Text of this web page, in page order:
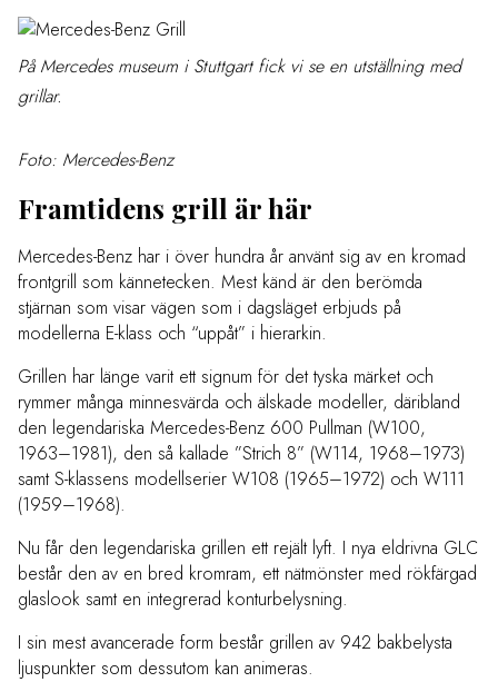
På Mercedes museum i Stuttgart fick vi se en utställning med
grillar.
Foto: Mercedes-Benz
Framtidens grill är här
Mercedes-Benz har i över hundra år använt sig av en kromad
frontgrill som kännetecken. Mest känd är den berömda
stjärnan som visar vägen som i dagsläget erbjuds på
modellerna E-klass och “uppåt” i hierarkin.
Grillen har länge varit ett signum för det tyska märket och
rymmer många minnesvärda och älskade modeller, däribland
den legendariska Mercedes-Benz 600 Pullman (W100,
1963–1981), den så kallade ”Strich 8” (W114, 1968–1973)
samt S-klassens modellserier W108 (1965–1972) och W111
(1959–1968).
Nu får den legendariska grillen ett rejält lyft. I nya eldrivna GLC
består den av en bred kromram, ett nätmönster med rökfärgad
glaslook samt en integrerad konturbelysning.
I sin mest avancerade form består grillen av 942 bakbelysta
ljuspunkter som dessutom kan animeras.